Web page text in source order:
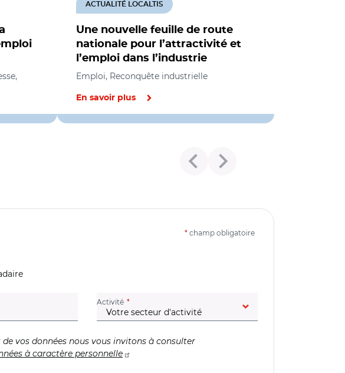
Une nouvelle feuille de route
nationale pour l’attractivité et
l’emploi dans l’industrie
ACTUALITÉ LOCALTIS
Emploi, Reconquête industrielle
En savoir plus
* champ obligatoire
Activité (champ obligatoire)
vos données nous vous invitons à consulter
à caractère personnelle